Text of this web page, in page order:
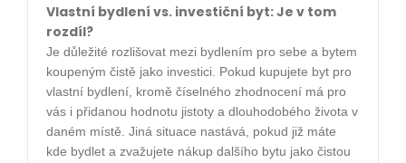
Vlastní bydlení vs. investiční byt: Je v tom
rozdíl?
Je důležité rozlišovat mezi bydlením pro sebe a bytem
koupeným čistě jako investici. Pokud kupujete byt pro
vlastní bydlení, kromě číselného zhodnocení má pro
vás i přidanou hodnotu jistoty a dlouhodobého života v
daném místě. Jiná situace nastává, pokud již máte
kde bydlet a zvažujete nákup dalšího bytu jako čistou